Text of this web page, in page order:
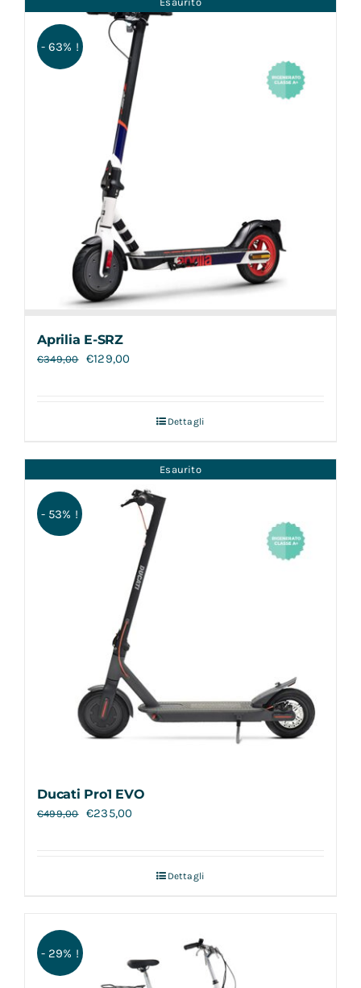
- 63% !
Aprilia E-SRZ
€349,00 €129,00
Dettagli
Esaurito
- 53% !
Ducati Pro1 EVO
€499,00 €235,00
Dettagli
- 29% !